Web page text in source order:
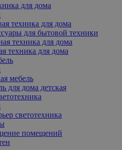
для дома
техника для дома
для бытовой техники
техника для дома
техника для дома
мебель
для дома детская
светотехника
помещений